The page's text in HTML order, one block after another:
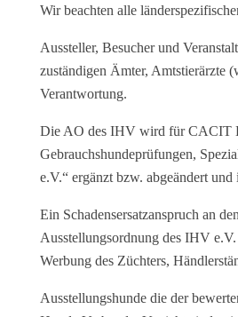
Wir beachten alle
Aussteller, Besucher und
zuständigen Ämter, Amtstierärzte
Verantwortung.
Die AO des IHV wird für CACIT
Gebrauchshundeprüfungen,
e.V.“ ergänzt bzw. abgeändert
Ein Schadensersatzanspruch an
Ausstellungsordnung des IHV
Werbung des Züchters,
Ausstellungshunde die der